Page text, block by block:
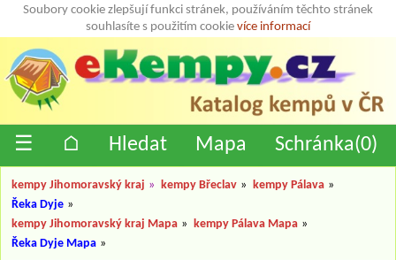
Soubory cookie zlepšují funkci stránek, používáním těchto stránek
souhlasíte s použitím cookie více informací
☰ ⌂ Hledat Mapa Schránka(0)
kempy Jihomoravský kraj » kempy Břeclav » kempy Pálava »
Řeka Dyje »
kempy Jihomoravský kraj Mapa » kempy Pálava Mapa »
Řeka Dyje Mapa »